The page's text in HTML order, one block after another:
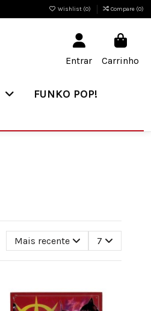
Wishlist (0) Compare (0)
Entrar Carrinho
FUNKO POP!
Mais recente 7